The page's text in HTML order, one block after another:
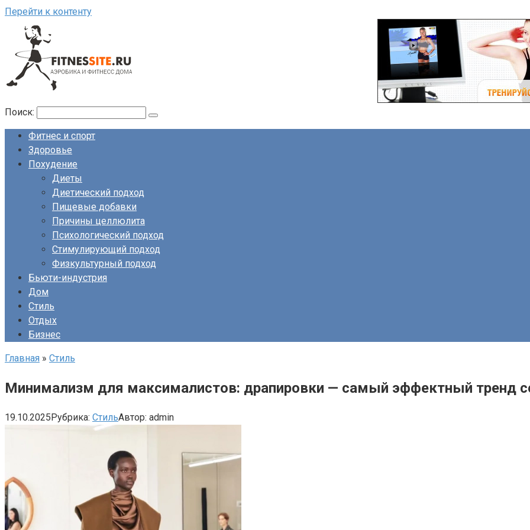
Перейти к контенту
Поиск:
Фитнес и спорт
Здоровье
Похудение
Диеты
Диетический подход
Пищевые добавки
Причины целлюлита
Психологический подход
Стимулирующий подход
Физкультурный подход
Бьюти-индустрия
Дом
Стиль
Отдых
Бизнес
Главная » Стиль
Минимализм для максималистов: драпировки — самый эффектный тренд
19.10.2025Рубрика: СтильАвтор: admin